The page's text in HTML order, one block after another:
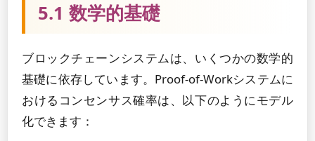
5.1 数学的基礎
ブロックチェーンシステムは、いくつかの数学的
基礎に依存しています。Proof-of-Workシステムに
おけるコンセンサス確率は、以下のようにモデル
化できます：